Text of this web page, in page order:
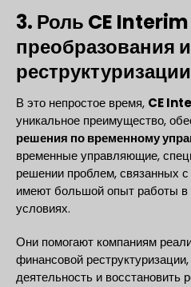
3. Роль CE
преобразования и
реструктуризации
В это непростое время, CE
уникальное преимущество,
решения по временному
временные управляющие,
решении проблем, связанных
имеют большой опыт работы
условиях.
Они помогают компаниям
финансовой
деятельность и восстановить